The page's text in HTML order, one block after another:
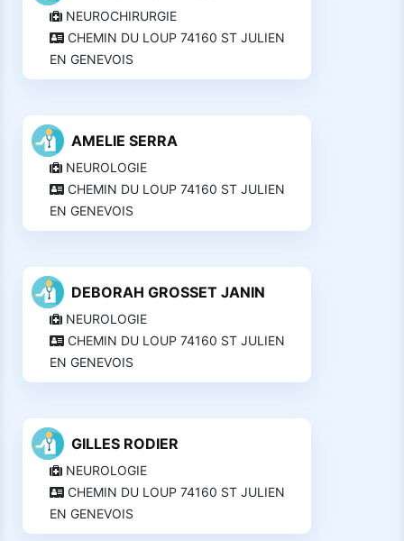
NEUROCHIRURGIE
CHEMIN DU LOUP 74160 ST JULIEN
EN GENEVOIS
AMELIE SERRA
NEUROLOGIE
CHEMIN DU LOUP 74160 ST JULIEN
EN GENEVOIS
DEBORAH GROSSET JANIN
NEUROLOGIE
CHEMIN DU LOUP 74160 ST JULIEN
EN GENEVOIS
GILLES RODIER
NEUROLOGIE
CHEMIN DU LOUP 74160 ST JULIEN
EN GENEVOIS